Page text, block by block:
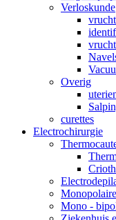
Verloskunde
Overig
curettes
Electrochirurgie
Mono -